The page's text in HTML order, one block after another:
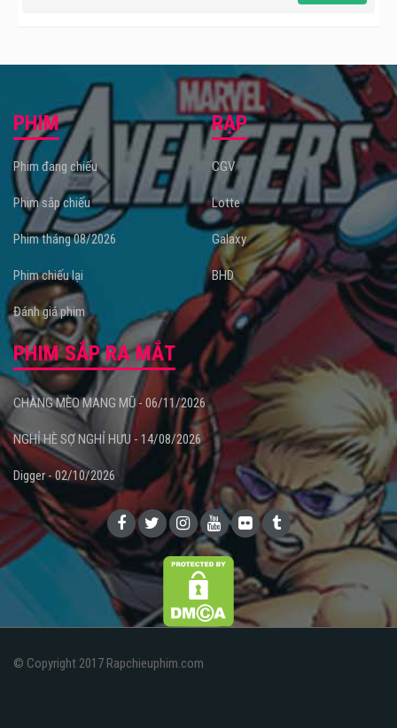
PHIM
Phim đang chiếu
Phim sắp chiếu
Phim tháng 08/2026
Phim chiếu lại
Đánh giá phim
RẠP
CGV
Lotte
Galaxy
BHD
PHIM SẮP RA MẮT
CHÀNG MÈO MANG MŨ - 06/11/2026
NGHỈ HÈ SỢ NGHỈ HƯU - 14/08/2026
Digger - 02/10/2026
© Copyright 2017 Rapchieuphim.com